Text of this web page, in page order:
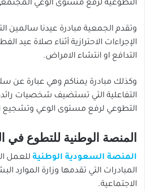
التطوعية لرفع مستوى الوعي
وتقدم الجمعية مبادرة عيدنا سالمين
الإجراءات الاحترازية أثناء صلاة عيد
التدافع او انتشاء الامراض.
وكذلك مبادرة يمناكم وهي عبارة عن
التفاعلية التي تستضيف شخصيات
التطوعي لرفع مستوى الوعي وتشجيع
المنصة الوطنية للتطوع في
المنصة السعودية الوطنية للعمل
المبادرات التي تقدمها وزارة الموارد
الاجتماعية.